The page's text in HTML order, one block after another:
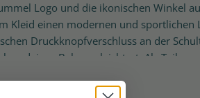
Logo und die ikonischen Winkel
Kleid einen modernen und sportlichen
Druckknopfverschluss an der
deines Babys erleichtert. Als Teil von
Nachhaltigkeit ist dieses Kleid
was bedeutet, dass es ohne